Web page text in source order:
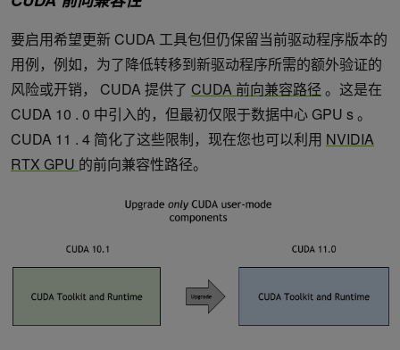
要启用希望更新 CUDA 工具包但仍保留当前驱动程序版本的
用例，例如，为了降低转移到新驱动程序所需的额外验证的
风险或开销， CUDA 提供了 CUDA 前向兼容路径 。这是在
CUDA 10 . 0 中引入的，但最初仅限于数据中心 GPU s 。
CUDA 11 . 4 简化了这些限制，现在您也可以利用 NVIDIA
RTX GPU 的前向兼容性路径。